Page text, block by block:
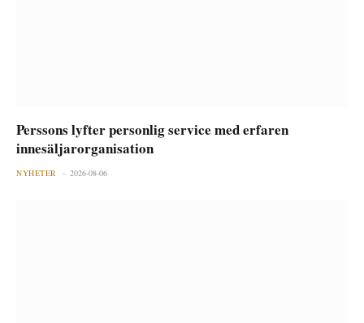
Perssons lyfter personlig service med erfaren
innesäljarorganisation
NYHETER 2026-08-06